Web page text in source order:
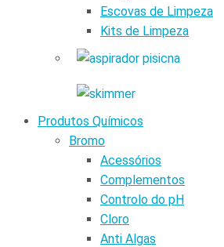
Escovas de Limpeza
Kits de Limpeza
Produtos Químicos
Bromo
Acessórios
Complementos
Controlo do pH
Cloro
Anti Algas